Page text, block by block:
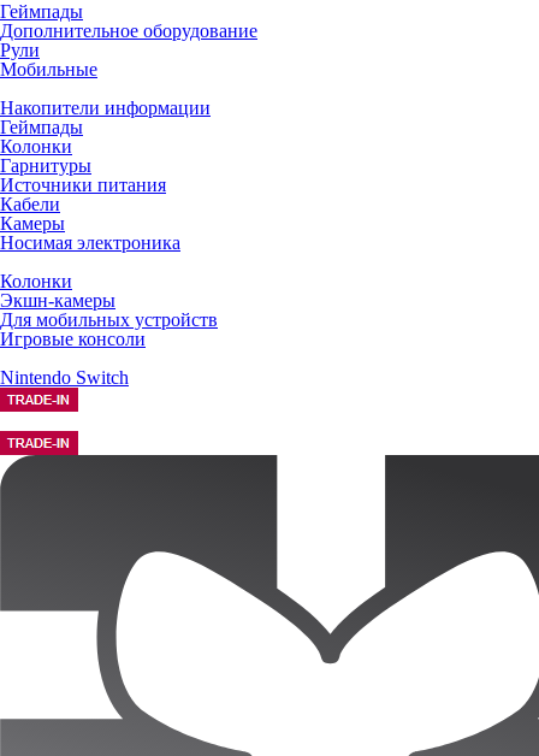
Геймпады
Дополнительное оборудование
Рули
Мобильные
Накопители информации
Геймпады
Колонки
Гарнитуры
Источники питания
Кабели
Камеры
Носимая электроника
Колонки
Экшн-камеры
Для мобильных устройств
Игровые консоли
Nintendo Switch